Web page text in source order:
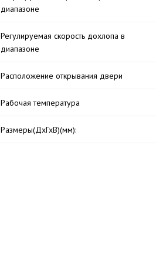
диапазоне
Регулируемая скорость дохлопа в
диапазоне
Расположение открывания двери
Рабочая температура
Размеры(ДхГхВ)(мм):